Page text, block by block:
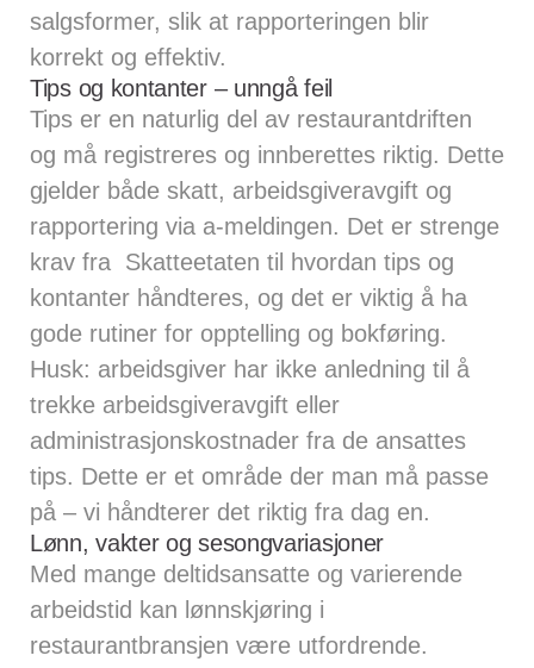
salgsformer, slik at rapporteringen blir
korrekt og effektiv.
Tips og kontanter – unngå feil
Tips er en naturlig del av restaurantdriften
og må registreres og innberettes riktig. Dette
gjelder både skatt, arbeidsgiveravgift og
rapportering via a-meldingen. Det er strenge
krav fra Skatteetaten til hvordan tips og
kontanter håndteres, og det er viktig å ha
gode rutiner for opptelling og bokføring.
Husk: arbeidsgiver har ikke anledning til å
trekke arbeidsgiveravgift eller
administrasjonskostnader fra de ansattes
tips. Dette er et område der man må passe
på – vi håndterer det riktig fra dag en.
Lønn, vakter og sesongvariasjoner
Med mange deltidsansatte og varierende
arbeidstid kan lønnskjøring i
restaurantbransjen være utfordrende.